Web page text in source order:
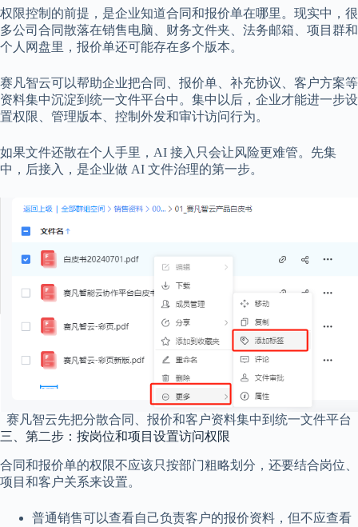
权限控制的前提，是企业知道合同和报价单在哪里。现实中，很
多公司合同散落在销售电脑、财务文件夹、法务邮箱、项目群和
个人网盘里，报价单还可能存在多个版本。
赛凡智云可以帮助企业把合同、报价单、补充协议、客户方案等
资料集中沉淀到统一文件平台中。集中以后，企业才能进一步设
置权限、管理版本、控制外发和审计访问行为。
如果文件还散在个人手里，AI 接入只会让风险更难管。先集
中，后接入，是企业做 AI 文件治理的第一步。
赛凡智云先把分散合同、报价和客户资料集中到统一文件平台
三、第二步：按岗位和项目设置访问权限
合同和报价单的权限不应该只按部门粗略划分，还要结合岗位、
项目和客户关系来设置。
普通销售可以查看自己负责客户的报价资料，但不应查看